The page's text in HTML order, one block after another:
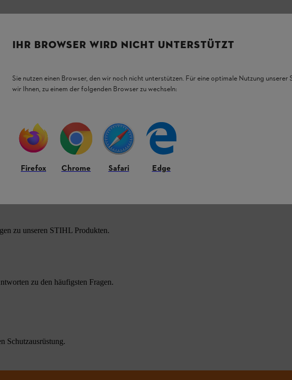
zu unseren STIHL Produkten.
zu den häufigsten Fragen.
Schutzausrüstung.
IHR BROWSER WIRD NICHT UNTERSTÜTZT
Sie nutzen einen Browser, den wir noch nicht unterstützen. Für eine optimale Nutzung unserer
wir Ihnen, zu einem der folgenden Browser zu wechseln:
Firefox Chrome Safari Edge